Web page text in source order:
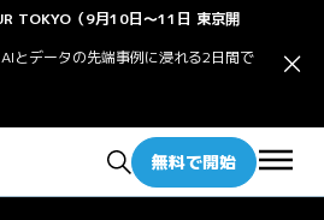
TOKYO（9月10日〜11日 東京開
とデータの先端事例に浸れる2日間で
無料で開始